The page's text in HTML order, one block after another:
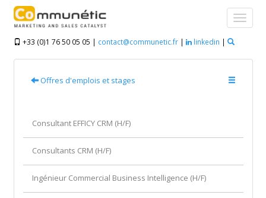
+33 (0)1 76 50 05 05 | contact@communetic.fr| linkedin |
Offres d'emplois et stages
Consultant EFFICY CRM (H/F)
Consultants CRM (H/F)
Ingénieur Commercial Business Intelligence (H/F)